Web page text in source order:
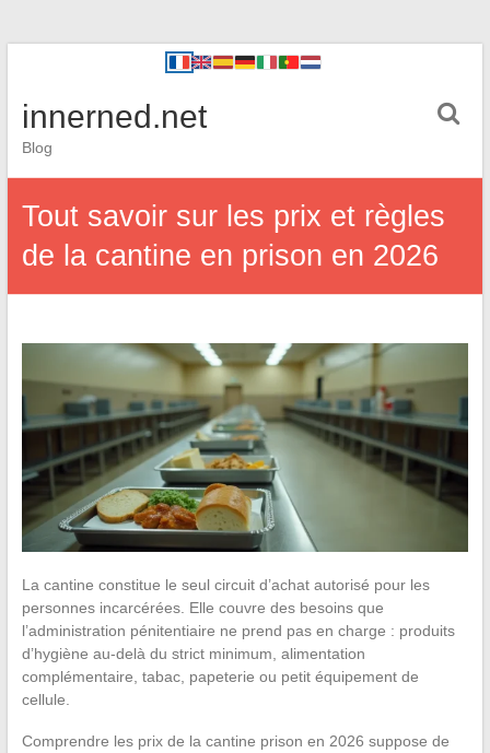
innerned.net
Blog
Tout savoir sur les prix et règles
de la cantine en prison en 2026
La cantine constitue le seul circuit d’achat autorisé pour les
personnes incarcérées. Elle couvre des besoins que
l’administration pénitentiaire ne prend pas en charge : produits
d’hygiène au-delà du strict minimum, alimentation
complémentaire, tabac, papeterie ou petit équipement de
cellule.
Comprendre les prix de la cantine prison en 2026 suppose de